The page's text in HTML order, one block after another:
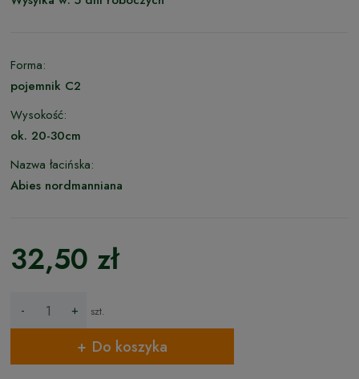
Forma:
pojemnik C2
Wysokość:
ok. 20-30cm
Nazwa łacińska:
Abies nordmanniana
32,50 zł
- + szt.
Do koszyka